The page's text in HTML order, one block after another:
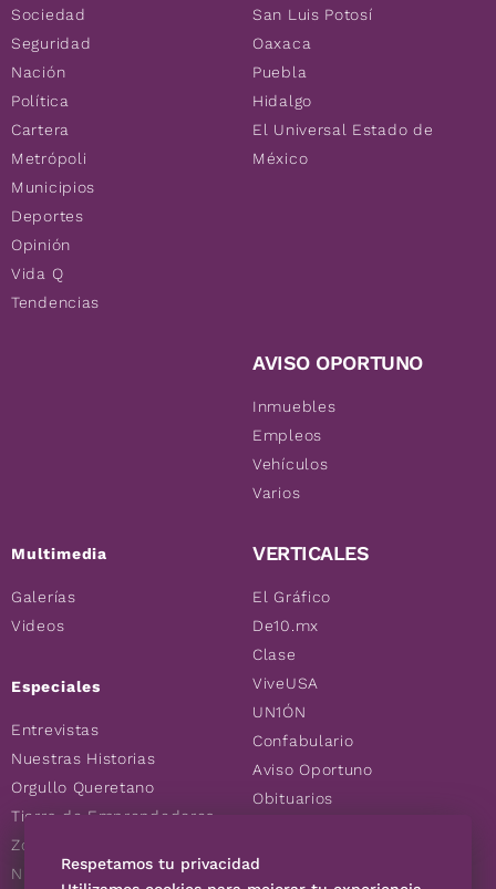
Sociedad
Seguridad
Nación
Política
Cartera
Metrópoli
Municipios
Deportes
Opinión
Vida Q
Tendencias
Multimedia
Galerías
Videos
Especiales
Entrevistas
Nuestras Historias
Orgullo Queretano
Tierra de Emprendedores
Zoociales
Nuevos Queretanos
San Luis Potosí
Oaxaca
Puebla
Hidalgo
El Universal Estado de
México
AVISO OPORTUNO
Inmuebles
Empleos
Vehículos
Varios
VERTICALES
El Gráfico
De10.mx
Clase
ViveUSA
UN1ÓN
Confabulario
Aviso Oportuno
Obituarios
Consultas
Respetamos tu privacidad